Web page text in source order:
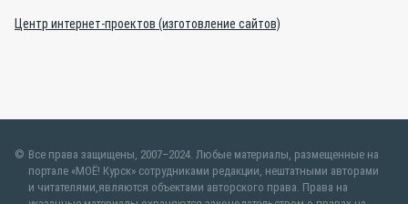
Центр интернет-проектов (изготовление сайтов)
Все права защищены, 2007–2024. Любые материалы, размещенные на
портале «МОЁ! Курск» сотрудниками редакции, нештатными авторами
и читателями,являются объектами авторского права. Права на